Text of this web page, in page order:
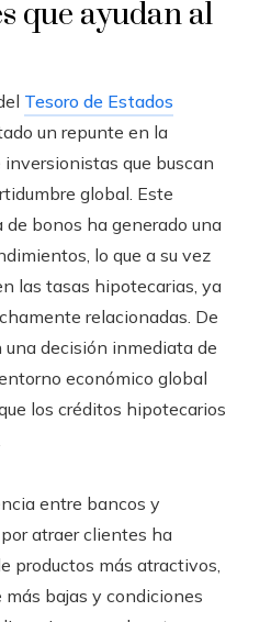
que ayudan al
Tesoro de Estados
un repunte en la
que buscan
global. Este
bonos ha generado una
lo que a su vez
las tasas hipotecarias, ya
relacionadas. De
decisión inmediata de
económico global
los créditos hipotecarios
entre bancos y
atraer clientes ha
productos más atractivos,
bajas y condiciones